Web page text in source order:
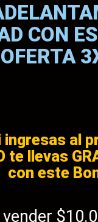
CON
OFERTA
al
te llevas
con este